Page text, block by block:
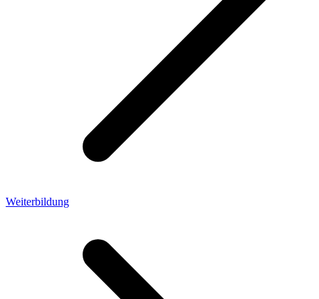
Weiterbildung